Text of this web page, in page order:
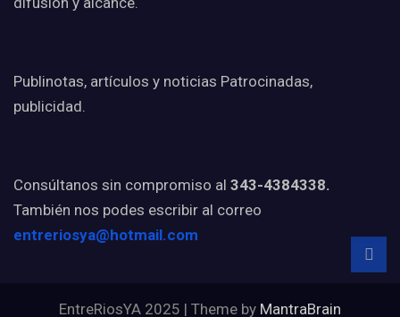
Publinotas, artículos y noticias Patrocinadas,
publicidad.
Consúltanos sin compromiso al 343-4384338.
También nos podes escribir al correo
entreriosya@hotmail.com
EntreRiosYA 2025 | Theme by MantraBrain